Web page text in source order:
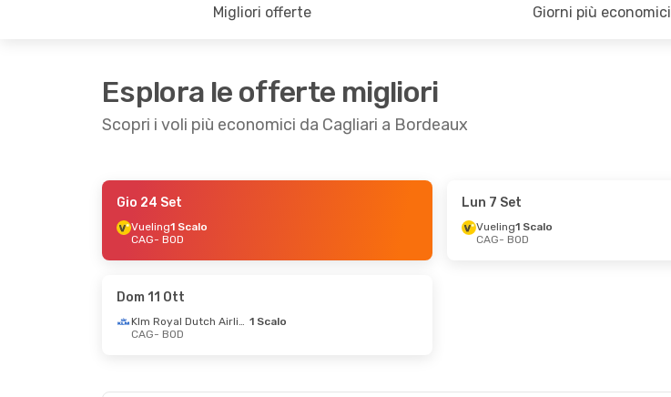
Migliori offerte Giorni più economici
Esplora le offerte migliori
Scopri i voli più economici da Cagliari a Bordeaux
- Ven 28 Ago - Gio 22 Ott
Gio 24 Set
Vueling1 Scalo
CAG- BOD
Lun 7 Set
Vueling1 Scalo
CAG- BOD
Dom 11 Ott
Klm Royal Dutch Airlines 1 Scalo
CAG- BOD